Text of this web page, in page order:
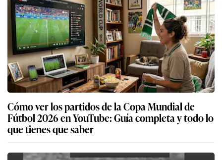
Cómo ver los partidos de la Copa Mundial de
Fútbol 2026 en YouTube: Guía completa y todo lo
que tienes que saber